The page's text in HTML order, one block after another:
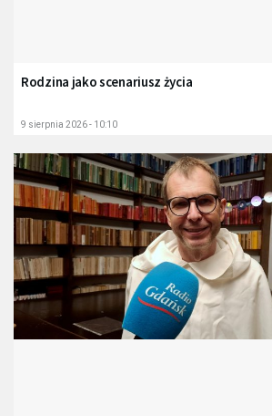
Rodzina jako scenariusz życia
9 sierpnia 2026 - 10:10